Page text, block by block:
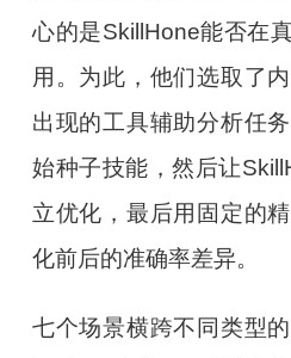
心的是SkillHone能否在
用。为此，他们选取了
出现的工具辅助分析任
始种子技能，然后让
立优化，最后用固定的
化前后的准确率差异。
七个场景横跨不同类型